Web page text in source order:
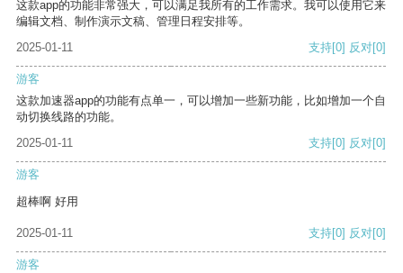
这款app的功能非常强大，可以满足我所有的工作需求。我可以使用它来
编辑文档、制作演示文稿、管理日程安排等。
2025-01-11
支持[0] 反对[0]
游客
这款加速器app的功能有点单一，可以增加一些新功能，比如增加一个自
动切换线路的功能。
2025-01-11
支持[0] 反对[0]
游客
超棒啊 好用
2025-01-11 支持[0] 反对[0]
游客